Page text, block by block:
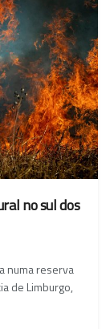
no sul dos
numa reserva
de Limburgo,